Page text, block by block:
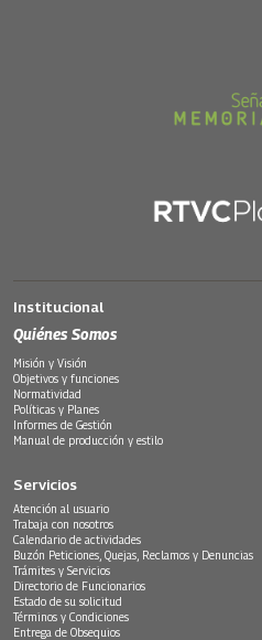
Institucional
Quiénes Somos
Misión y Visión
Objetivos y funciones
Normatividad
Políticas y Planes
Informes de Gestión
Manual de producción y estilo
Servicios
Atención al usuario
Trabaja con nosotros
Calendario de actividades
Buzón Peticiones, Quejas, Reclamos y Denuncias
Trámites y Servicios
Directorio de Funcionarios
Estado de su solicitud
Términos y Condiciones
Entrega de Obsequios